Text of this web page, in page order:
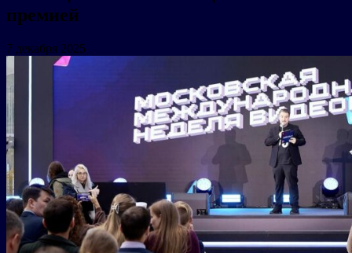
премией
7 декабря 2025